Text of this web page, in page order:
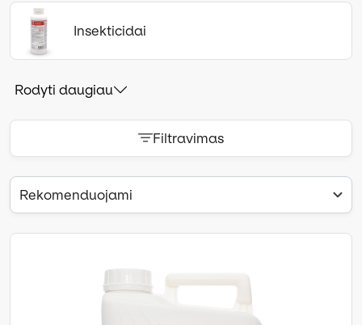
Insekticidai
Rodyti daugiau
Filtravimas
Rekomenduojami